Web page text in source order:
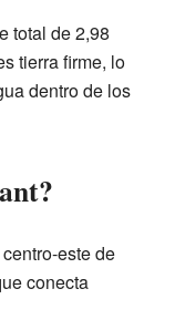
total de 2,98
tierra firme, lo
dentro de los
este de
conecta